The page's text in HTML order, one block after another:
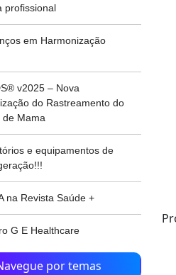
profissional
em Harmonização
v2025 – Nova
do Rastreamento do
de Mama
e equipamentos de
na Revista Saúde +
G E Healthcare
por temas